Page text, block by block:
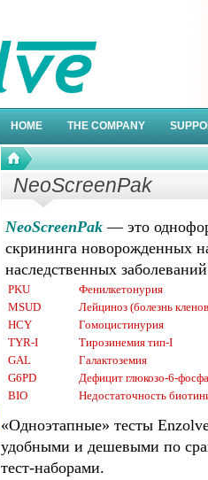
HOME THE COMPANY
NeoScreenPak
NeoScreenPak— это
скрининга новорожденных
наследственных
PKU
Фенилкетонурия
MSUD
Лейциноз (болезнь
HCY
Гомоцистинурия
TYR-I
Тирозинемия тип-I
GAL
Галактоземия
G6PD
Дефицит глюкозо-6-
BIO
Недостаточность
«Одноэтапные» тесты
удобными и дешевыми по
тест-наборами.